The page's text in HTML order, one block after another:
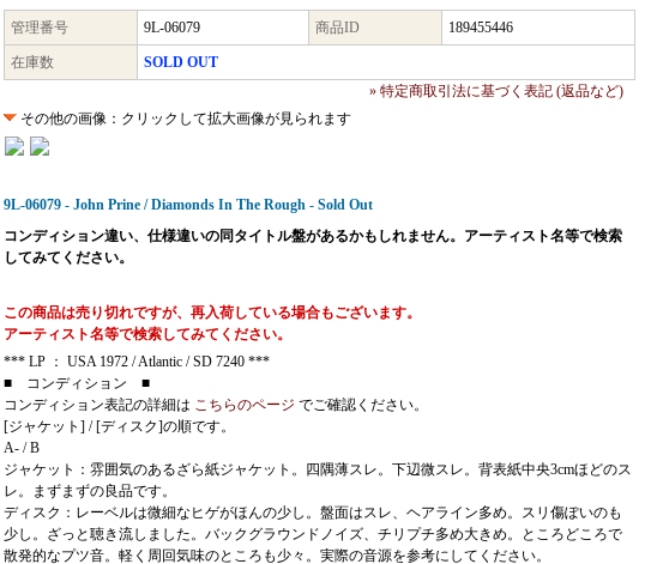
管理番号 9L-06079 商品ID 189455446
在庫数
SOLD OUT
» 特定商取引法に基づく表記 (返品など)
その他の画像：クリックして拡大画像が見られます
9L-06079 - John Prine / Diamonds In The Rough - Sold Out
コンディション違い、仕様違いの同タイトル盤があるかもしれません。アーティスト名等で検索
してみてください。
この商品は売り切れですが、再入荷している場合もございます。
アーティスト名等で検索してみてください。
*** LP ： USA 1972 / Atlantic / SD 7240 ***
■ コンディション ■
コンディション表記の詳細は こちらのページ でご確認ください。
[ジャケット] / [ディスク]の順です。
A- / B
ジャケット：雰囲気のあるざら紙ジャケット。四隅薄スレ。下辺微スレ。背表紙中央3cmほどのス
レ。まずまずの良品です。
ディスク：レーベルは微細なヒゲがほんの少し。盤面はスレ、ヘアライン多め。スリ傷ぽいのも
少し。ざっと聴き流しました。バックグラウンドノイズ、チリプチ多め大きめ。ところどころで
散発的なプツ音。軽く周回気味のところも少々。実際の音源を参考にしてください。